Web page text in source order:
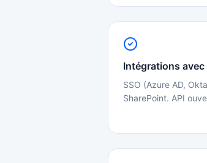
Intégrations avec
SSO (Azure AD,
SharePoint. API